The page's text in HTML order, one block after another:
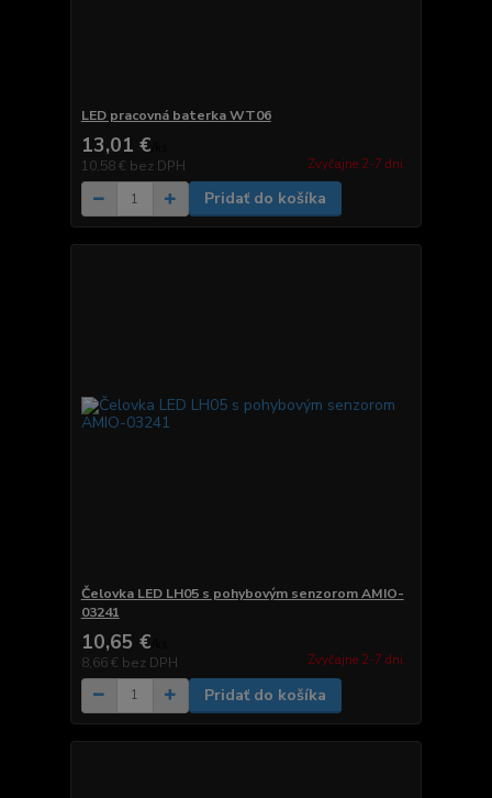
LED pracovná baterka WT06
13,01 €
10,58 € bez DPH Zvyčajne 2-7 dni.
Pridať do košíka
Čelovka LED LH05 s pohybovým senzorom AMIO-
03241
10,65 €
8,66 € bez DPH Zvyčajne 2-7 dni.
Pridať do košíka